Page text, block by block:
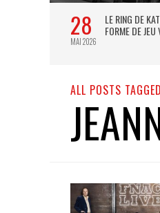
28
MAI 2026
LE RING DE
FORME DE JEU
ALL POSTS TAGGED